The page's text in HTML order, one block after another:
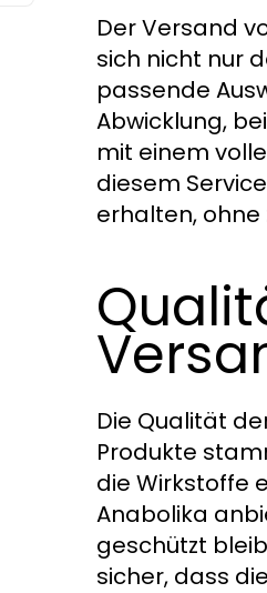
Der Versand
sich nicht nur
passende
Abwicklung,
mit einem
diesem
erhalten, ohne
Die Qualität
Produkte
die Wirkstoffe
Anabolika
geschützt
sicher, dass